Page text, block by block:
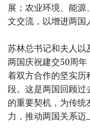
展；农业环境、能源
文交流，以增进两国
苏林总书记和夫人以
两国庆祝建交50周
着双方合作的坚实历
段。这是两国回顾过
的重要契机，为传
力，推动两国关系迈